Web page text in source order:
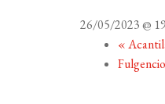
26/05/2023 @
«